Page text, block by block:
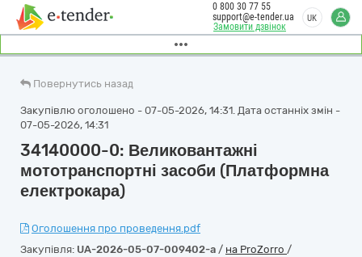
Замовити дзвінок
0 800 30 77 55
support@e-tender.ua
UK
Повернутись назад
Закупівлю оголошено - 07-05-2026, 14:31. Дата останніх змін -
07-05-2026, 14:31
34140000-0: Великовантажні
мототранспортні засоби (Платформна
електрокара)
Оголошення про проведення.pdf
Закупівля: UA-2026-05-07-009402-a / на ProZorro /